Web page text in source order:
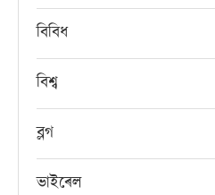
বিবিধ
বিশ্ব
ব্লগ
ভাইৰেল